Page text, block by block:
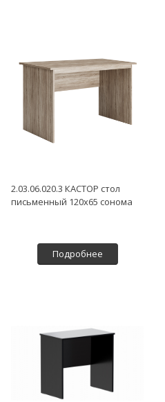
2.03.06.020.3 КАСТОР стол
письменный 120х65 сонома
Подробнее